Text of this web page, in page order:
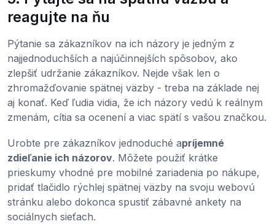
reagujte na ňu
Pýtanie sa zákazníkov na ich názory je jedným z
najjednoduchších a najúčinnejších spôsobov, ako
zlepšiť udržanie zákazníkov. Nejde však len o
zhromažďovanie spätnej väzby - treba na základe nej
aj konať. Keď ľudia vidia, že ich názory vedú k reálnym
zmenám, cítia sa ocenení a viac spätí s vašou značkou.
Urobte pre zákazníkov jednoduché apríjemné
zdieľanie ich názorov. Môžete použiť krátke
prieskumy vhodné pre mobilné zariadenia po nákupe,
pridať tlačidlo rýchlej spätnej väzby na svoju webovú
stránku alebo dokonca spustiť zábavné ankety na
sociálnych sieťach.